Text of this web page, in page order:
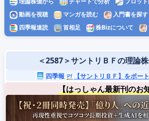
動画を視聴
マンガを読む 入門書を探す
四季報速読
首相足 株Bizについて
＜2587＞サントリＢＦの理論
四季報 【サントリＢＦ】をポー
【はっしゃん最新刊のお